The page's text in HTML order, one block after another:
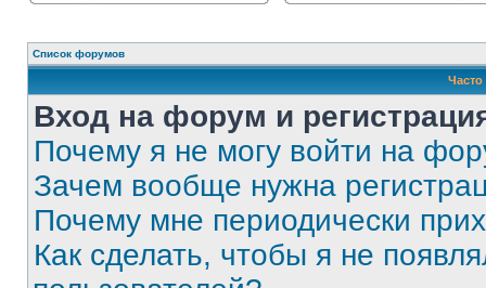
Список форумов
Вход на форум и
Почему я не могу войти на
Зачем вообще нужна
Почему мне периодически
Как сделать, чтобы я не